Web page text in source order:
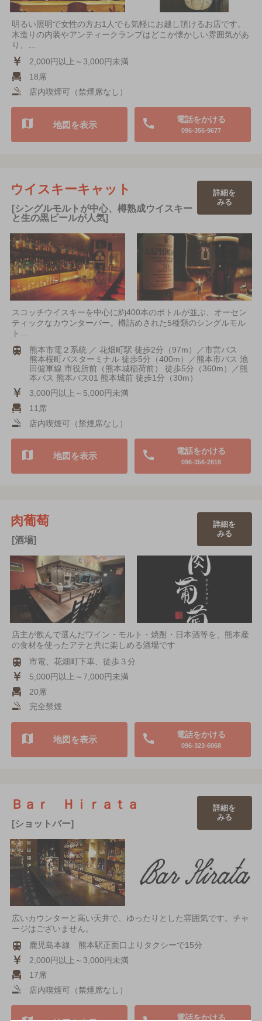
明るい照明で女性の方お1人でも気軽にお越し頂けるお店です。
木造りの内装やアンティークランプはどこか懐かしい雰囲気があ
り、…
2,000円以上～3,000円未満
18席
店内喫煙可（禁煙席なし）
電話をかける
096-356-9677
地図を表示
ウイスキーキャット
[シングルモルトが中心、樽熟成ウイスキー
と生の黒ビールが人気]
詳細を
みる
スコッチウイスキーを中心に約400本のボトルが並ぶ、オーセン
ティックなカウンターバー。樽詰めされた5種類のシングルモル
ト…
熊本市電２系統 ／ 花畑町駅 徒歩2分（97m）／市営バス
熊本桜町バスターミナル 徒歩5分（400m）／熊本市バス 池
田健軍線 市役所前（熊本城稲荷前） 徒歩5分（360m）／熊
本バス 熊本バス01 熊本城前 徒歩1分（30m）
3,000円以上～5,000円未満
11席
店内喫煙可（禁煙席なし）
電話をかける
096-356-2818
地図を表示
肉葡萄
[酒場]
詳細を
みる
店主が飲んで選んだワイン・モルト・焼酎・日本酒等を、熊本産
の食材を使ったアテと共に楽しめる酒場です
市電、花畑町下車、徒歩３分
5,000円以上～7,000円未満
20席
完全禁煙
電話をかける
096-323-6068
地図を表示
Ｂａｒ Ｈｉｒａｔａ
[ショットバー]
詳細を
みる
広いカウンターと高い天井で、ゆったりとした雰囲気です。チャ
ージはございません。
鹿児島本線 熊本駅正面口よりタクシーで15分
2,000円以上～3,000円未満
17席
店内喫煙可（禁煙席なし）
電話をかける